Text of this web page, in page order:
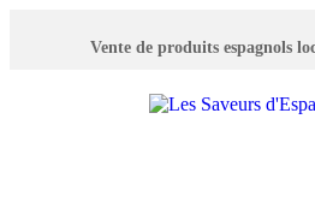
Vente de produits espagnols